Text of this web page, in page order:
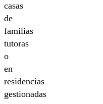
casas
de
familias
tutoras
o
en
residencias
gestionadas